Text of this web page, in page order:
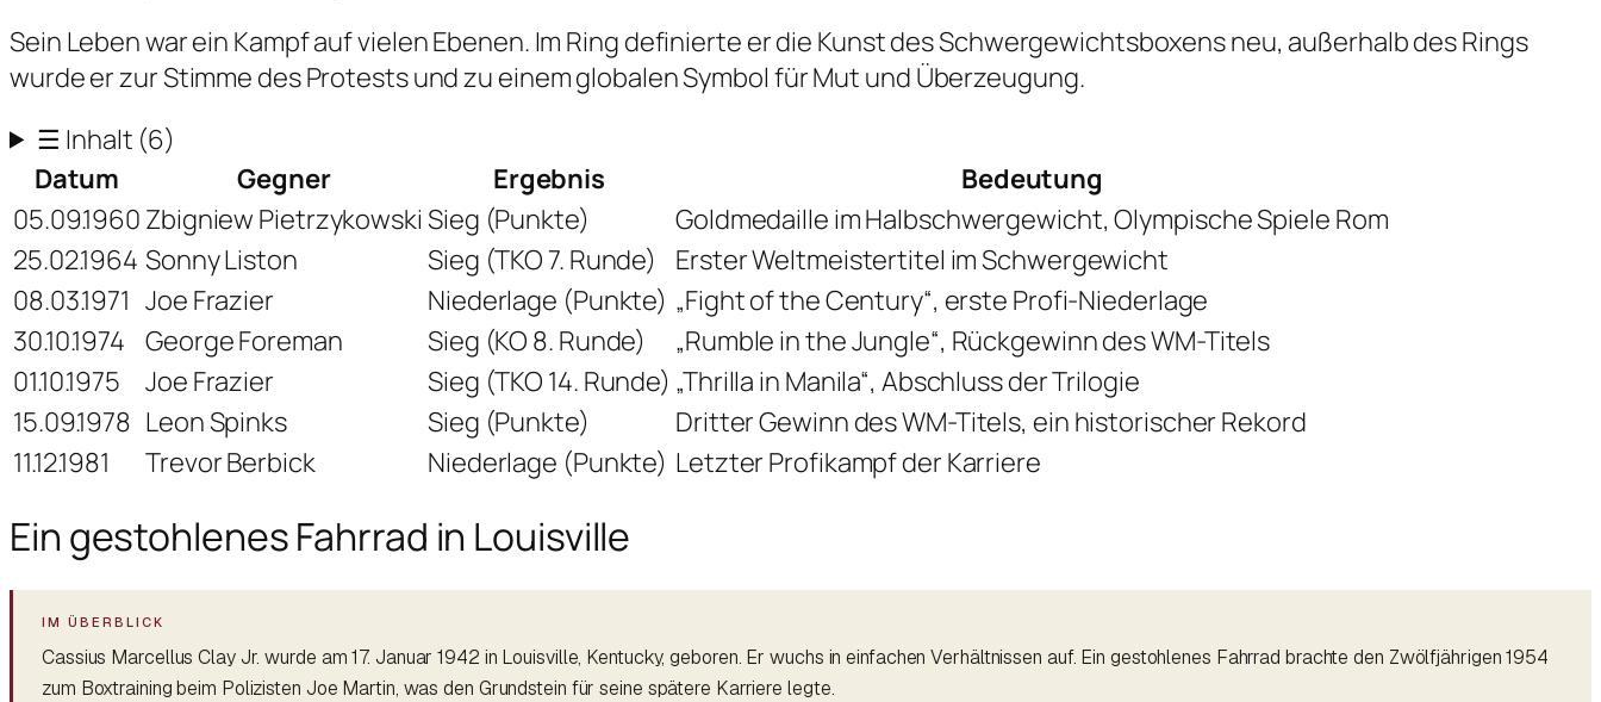
Sein Leben war ein Kampf auf vielen Ebenen. Im Ring definierte er die Kunst des Schwergewichtsboxens neu, außerhalb des Rings
wurde er zur Stimme des Protests und zu einem globalen Symbol für Mut und Überzeugung.
☰ Inhalt (6)
Datum
Gegner Ergebnis
Bedeutung
05.09.1960 Zbigniew Pietrzykowski Sieg (Punkte)
Goldmedaille im Halbschwergewicht, Olympische Spiele Rom
25.02.1964 Sonny Liston Sieg (TKO 7. Runde)
Erster Weltmeistertitel im Schwergewicht
08.03.1971 Joe Frazier Niederlage (Punkte) „Fight of the Century“, erste Profi-Niederlage
30.10.1974 George Foreman Sieg (KO 8. Runde)
„Rumble in the Jungle“, Rückgewinn des WM-Titels
01.10.1975
Joe Frazier Sieg (TKO 14. Runde) „Thrilla in Manila“, Abschluss der Trilogie
15.09.1978 Leon Spinks Sieg (Punkte)
Dritter Gewinn des WM-Titels, ein historischer Rekord
11.12.1981
Trevor Berbick Niederlage (Punkte) Letzter Profikampf der Karriere
Ein gestohlenes Fahrrad in Louisville
Cassius Marcellus Clay Jr. wurde am 17. Januar 1942 in Louisville, Kentucky, geboren. Er wuchs in einfachen Verhältnissen auf. Ein gestohlenes Fahrrad brachte den Zwölfjährigen 1954
zum Boxtraining beim Polizisten Joe Martin, was den Grundstein für seine spätere Karriere legte.